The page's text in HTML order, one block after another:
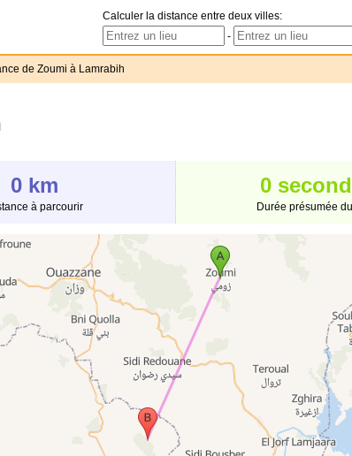
Calculer la distance entre deux villes:
-
de Zoumi à Lamrabih
0 km
à parcourir
0
Durée présumée